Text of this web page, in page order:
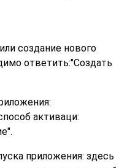
создание нового
ответить:"Создать
активаци:
приложения: здесь